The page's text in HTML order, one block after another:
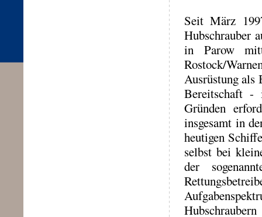
Seit März
Hubschrauber
in Parow
Rostock/
Ausrüstung als
Bereitschaft -
Gründen
insgesamt in
heutigen
selbst bei
der